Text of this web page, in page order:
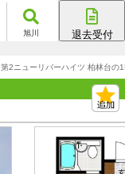
旭川 退去受付
第2ニューリバーハイツ 柏林台の